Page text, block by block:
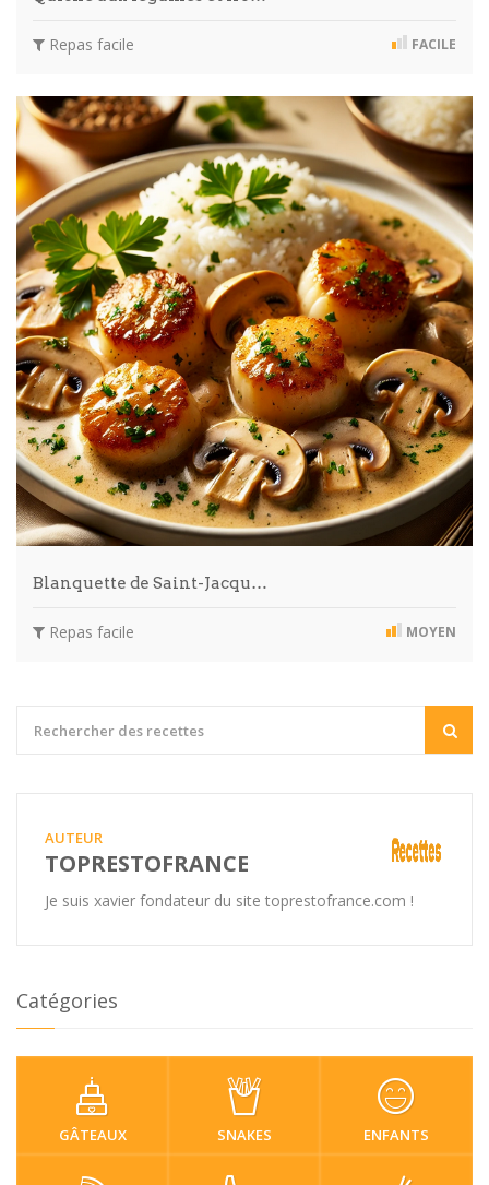
Repas facile FACILE
Blanquette de Saint-Jacqu…
Repas facile MOYEN
AUTEUR
TOPRESTOFRANCE
Je suis xavier fondateur du site toprestofrance.com !
Catégories
GÂTEAUX SNAKES ENFANTS